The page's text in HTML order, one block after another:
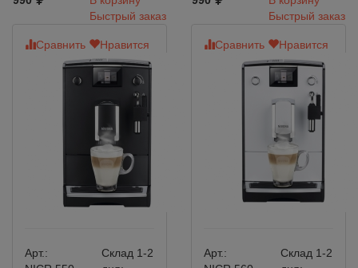
Быстрый заказ
Быстрый заказ
Сравнить Нравится
Арт.:
Склад 1-2
Сравнить Нравится
Арт.:
Склад 1-2